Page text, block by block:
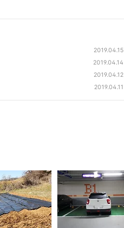
2019.04.15
2019.04.14
2019.04.12
2019.04.11